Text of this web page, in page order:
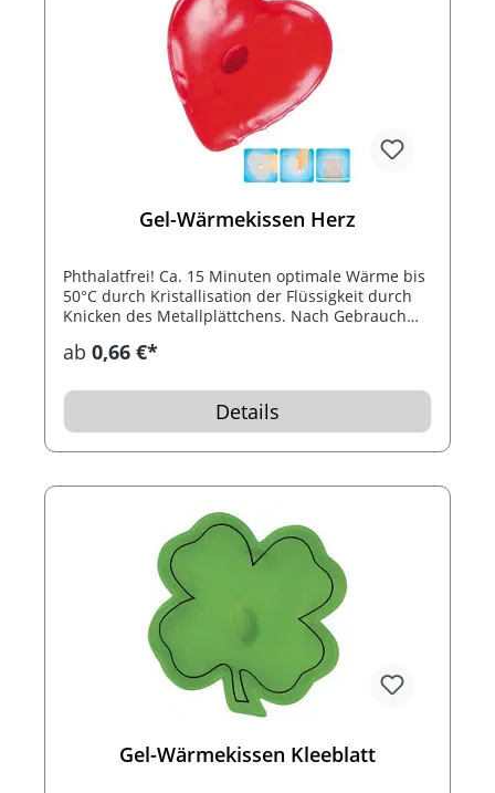
Gel-Wärmekissen Herz
Phthalatfrei! Ca. 15 Minuten optimale Wärme bis
50°C durch Kristallisation der Flüssigkeit durch
Knicken des Metallplättchens. Nach Gebrauch
Wasser legen. Bis 1.000 mal wiederverwendbar.
ab 0,66 €*
Details
Gel-Wärmekissen Kleeblatt